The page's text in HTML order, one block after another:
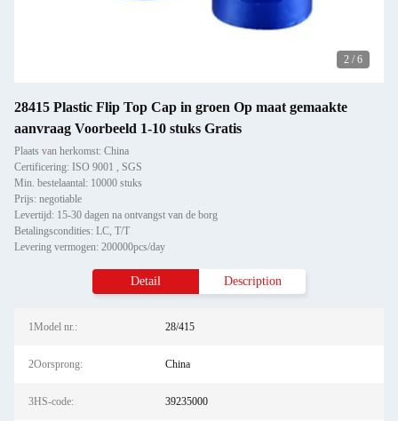
2 / 6
28415 Plastic Flip Top Cap in groen Op maat gemaakte
aanvraag Voorbeeld 1-10 stuks Gratis
Plaats van herkomst: China
Certificering: ISO 9001 , SGS
Min. bestelaantal: 10000 stuks
Prijs: negotiable
Levertijd: 15-30 dagen na ontvangst van de borg
Betalingscondities: LC, T/T
Levering vermogen: 200000pcs/day
Detail Description
1Model nr.: 28/415
2Oorsprong: China
3HS-code: 39235000